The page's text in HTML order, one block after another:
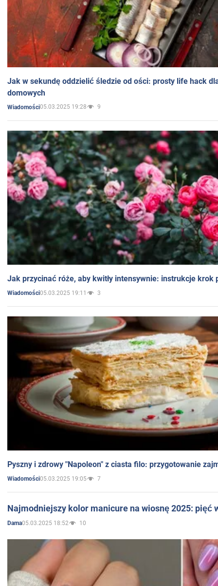
Jak w sekundę oddzielić śledzie od ości: prosty life hack
domowych
Wiadomości05.03.2025 19:28 9
Jak przycinać róże, aby kwitły intensywnie: instrukcje krok
Wiadomości05.03.2025 19:11 3
Pyszny i zdrowy "Napoleon" z ciasta filo: przygotowanie
Wiadomości05.03.2025 19:05 7
Najmodniejszy kolor manicure na wiosnę 2025: pięć
Dama05.03.2025 18:52 10